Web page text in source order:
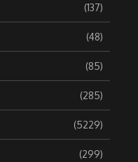
(137)
(48)
(85)
(285)
(5229)
(299)